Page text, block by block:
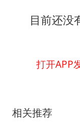
目前还没
打开APP
相关推荐